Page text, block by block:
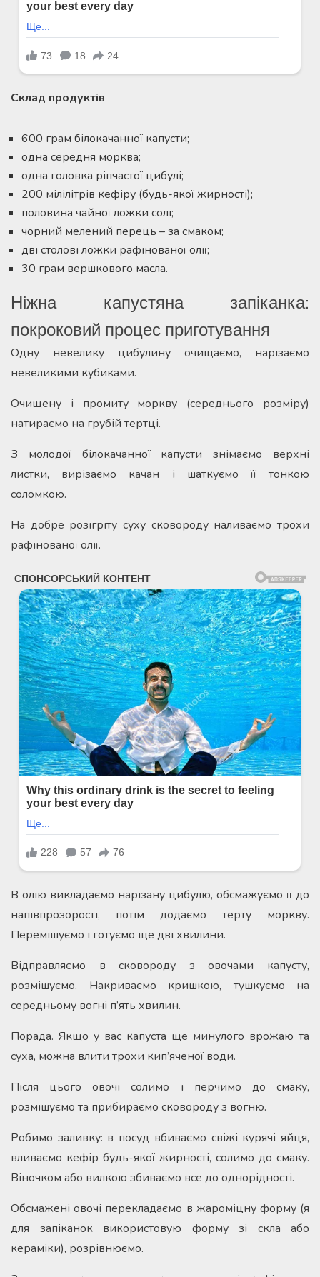
Склад продуктів
600 грам білокачанної капусти;
одна середня морква;
одна головка ріпчастої цибулі;
200 мілілітрів кефіру (будь-якої жирності);
половина чайної ложки солі;
чорний мелений перець – за смаком;
дві столові ложки рафінованої олії;
30 грам вершкового масла.
Ніжна капустяна запіканка:
покроковий процес приготування
Одну невелику цибулину очищаємо, нарізаємо
невеликими кубиками.
Очищену і промиту моркву (середнього розміру)
натираємо на грубій тертці.
З молодої білокачанної капусти знімаємо верхні
листки, вирізаємо качан і шаткуємо її тонкою
соломкою.
На добре розігріту суху сковороду наливаємо трохи
рафінованої олії.
В олію викладаємо нарізану цибулю, обсмажуємо її до
напівпрозорості, потім додаємо терту моркву.
Перемішуємо і готуємо ще дві хвилини.
Відправляємо в сковороду з овочами капусту,
розмішуємо. Накриваємо кришкою, тушкуємо на
середньому вогні п’ять хвилин.
Порада. Якщо у вас капуста ще минулого врожаю та
суха, можна влити трохи кип’яченої води.
Після цього овочі солимо і перчимо до смаку,
розмішуємо та прибираємо сковороду з вогню.
Робимо заливку: в посуд вбиваємо свіжі курячі яйця,
вливаємо кефір будь-якої жирності, солимо до смаку.
Віночком або вилкою збиваємо все до однорідності.
Обсмажені овочі перекладаємо в жароміцну форму (я
для запіканок використовую форму зі скла або
кераміки), розрівнюємо.